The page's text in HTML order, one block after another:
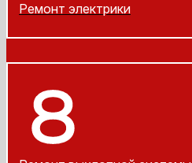
Ремонт электрики